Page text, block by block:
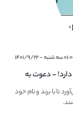
شنبه - ۱۴۰۱/۹/۲۲
دارد! – دعوت به
تا با برند و نام خود